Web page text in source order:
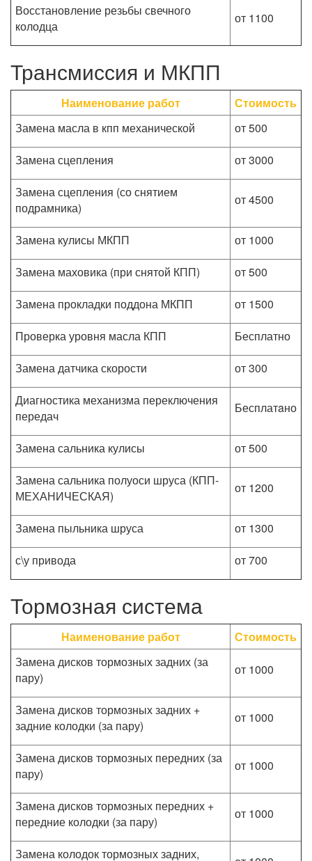
Восстановление резьбы свечного
колодца
от 1100
Трансмиссия и МКПП
Наименование работ
Стоимость
Замена масла в кпп механической
от 500
Замена сцепления
от 3000
Замена сцепления (со снятием
подрамника)
от 4500
Замена кулисы МКПП
от 1000
Замена маховика (при снятой КПП)
от 500
Замена прокладки поддона МКПП
от 1500
Проверка уровня масла КПП
Бесплатно
Замена датчика скорости
от 300
Диагностика механизма переключения
передач
Бесплатaно
Замена сальника кулисы
от 500
Замена сальника полуоси шруса (КПП-
МЕХАНИЧЕСКАЯ)
от 1200
Замена пыльника шруса
от 1300
с\у привода
от 700
Тормозная система
Наименование работ
Стоимость
Замена дисков тормозных задних (за
пару)
от 1000
Замена дисков тормозных задних +
задние колодки (за пару)
от 1000
Замена дисков тормозных передних (за
пару)
от 1000
Замена дисков тормозных передних +
передние колодки (за пару)
от 1000
Замена колодок тормозных задних,